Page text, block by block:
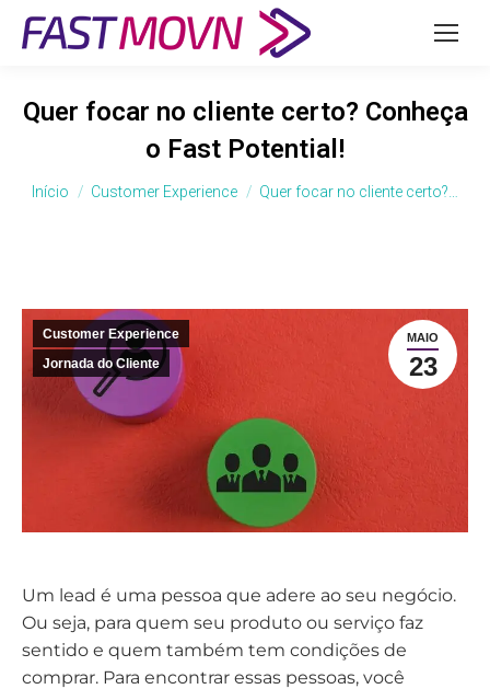
Quer focar no cliente certo? Conheça
o Fast Potential!
Você está aqui:
Início Customer Experience Quer focar no cliente certo?…
MAIO
23
Customer Experience
Jornada do Cliente
Um lead é uma pessoa que adere ao seu negócio.
Ou seja, para quem seu produto ou serviço faz
sentido e quem também tem condições de
comprar. Para encontrar essas pessoas, você